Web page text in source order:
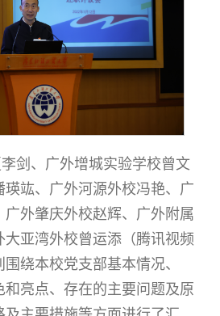
剑、广外增城实验学校曾文
竑、广外河源外校冯艳、广
广外肇庆外校赵辉、广外附属
大亚湾外校曾运添（腾讯视频
绕本校党支部基本情况、
和亮点、存在的主要问题及原